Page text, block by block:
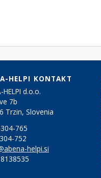
HELPI KONTAKT
HELPI d.o.o.
7b
Trzin, Slovenia
765
752
helpi.si